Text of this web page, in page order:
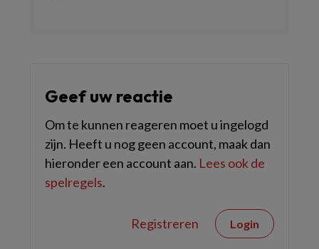
Geef uw reactie
Om te kunnen reageren moet u ingelogd
zijn. Heeft u nog geen account, maak dan
hieronder een account aan. Lees ook de
spelregels.
Registreren Login